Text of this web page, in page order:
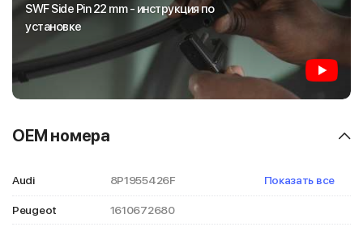
SWF Side Pin 22 mm - инструкция по
установке
OEM номера
Audi
8P1955426F
8V1955426
Показать все
Peugeot 1610672680